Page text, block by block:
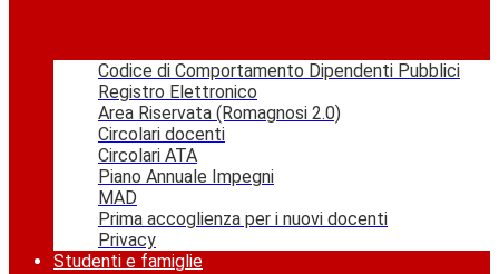
Codice di Comportamento Dipendenti Pubblici
Registro Elettronico
Area Riservata (Romagnosi 2.0)
Circolari docenti
Circolari ATA
Piano Annuale Impegni
MAD
Prima accoglienza per i nuovi docenti
Privacy
Studenti e famiglie